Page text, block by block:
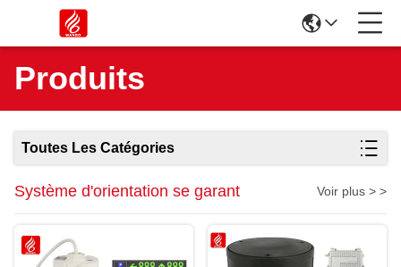
Produits
Toutes Les Catégories
Système d'orientation se garant Voir plus > >